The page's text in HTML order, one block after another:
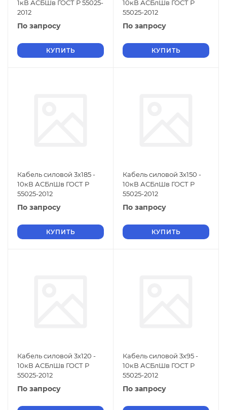
1кВ АСБШв ГОСТ Р 55025-
2012
По запросу
КУПИТЬ
10кВ АСБлШв ГОСТ Р
55025-2012
По запросу
КУПИТЬ
Кабель силовой 3х185 -
10кВ АСБлШв ГОСТ Р
55025-2012
По запросу
КУПИТЬ
Кабель силовой 3х150 -
10кВ АСБлШв ГОСТ Р
55025-2012
По запросу
КУПИТЬ
Кабель силовой 3х120 -
10кВ АСБлШв ГОСТ Р
55025-2012
По запросу
Кабель силовой 3х95 -
10кВ АСБлШв ГОСТ Р
55025-2012
По запросу